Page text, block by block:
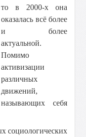
то в 2000-х она
оказалась всё более
и более
актуальной.
Помимо
активизации
различных
движений,
называющих себя
социологических